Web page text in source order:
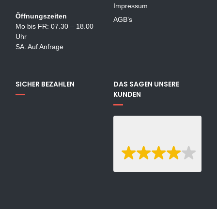
Öffnungszeiten
Mo bis FR: 07.30 – 18.00
Uhr
SA: Auf Anfrage
Impressum
AGB’s
SICHER BEZAHLEN
DAS SAGEN UNSERE
KUNDEN